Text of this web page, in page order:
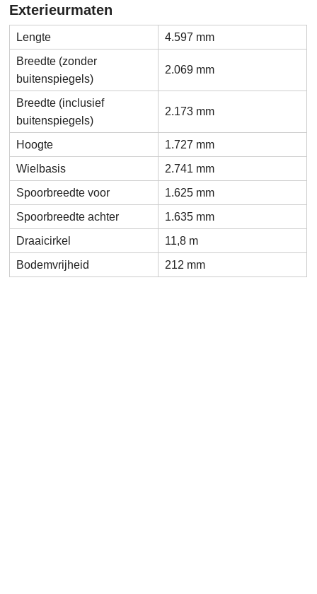
Exterieurmaten
Lengte
4.597 mm
Breedte (zonder
buitenspiegels)
2.069 mm
Breedte (inclusief
buitenspiegels)
2.173 mm
Hoogte
1.727 mm
Wielbasis
2.741 mm
Spoorbreedte voor
1.625 mm
Spoorbreedte achter
1.635 mm
Draaicirkel
11,8 m
Bodemvrijheid
212 mm